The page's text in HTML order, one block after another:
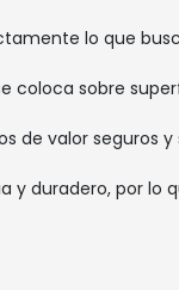
lo que
coloca sobre
de valor seguros
y duradero, por lo